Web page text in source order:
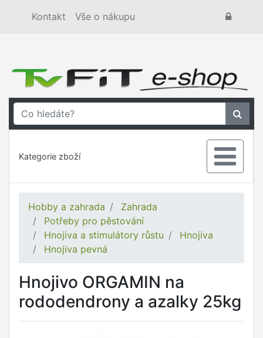
Kontakt Vše o nákupu
Kategorie zboží
Hobby a zahrada
Zahrada
Potřeby pro pěstování
Hnojiva a stimulátory růstu
Hnojiva
Hnojiva pevná
Hnojivo ORGAMIN na
rododendrony a azalky 25kg